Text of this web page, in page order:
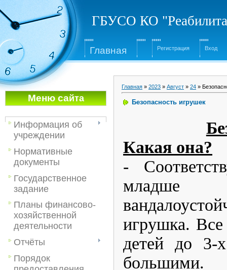
ГБУСО КО
Главная Регистрация Вход
Меню сайта
Информация об
учреждении
Нормативные
документы
Государственное
задание
Планы финансово-
хозяйственной
деятельности
Отчёты
Порядок
Главная » 2023 » Август » 24 »
Безопасность игрушек
Какая она?
-
младше
игрушка. Все
детей до